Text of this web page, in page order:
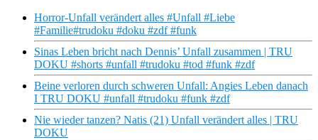
Horror-Unfall verändert alles #Unfall #Liebe
#Familie#trudoku #doku #zdf #funk
Sinas Leben bricht nach Dennis’ Unfall zusammen | TRU
DOKU #shorts #unfall #trudoku #tod #funk #zdf
Beine verloren durch schweren Unfall: Angies Leben danach
I TRU DOKU #unfall #trudoku #funk #zdf
Nie wieder tanzen? Natis (21) Unfall verändert alles | TRU
DOKU